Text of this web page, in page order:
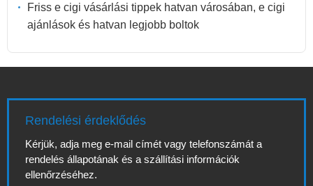
Friss e cigi vásárlási tippek hatvan városában, e cigi
ajánlások és hatvan legjobb boltok
Rendelési érdeklődés
Kérjük, adja meg e-mail címét vagy telefonszámát a
rendelés állapotának és a szállítási információk
ellenőrzéséhez.